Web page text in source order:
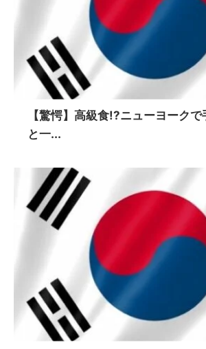
【驚愕】高級食!?ニューヨークで
と一...